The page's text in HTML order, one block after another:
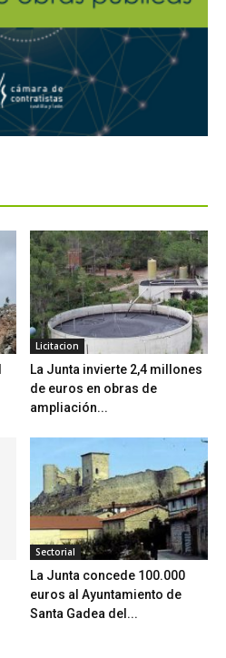
Licitacion
La Junta invierte 2,4 millones
de euros en obras de
ampliación...
Sectorial
La Junta concede 100.000
euros al Ayuntamiento de
Santa Gadea del...